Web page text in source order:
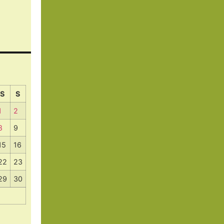
S
S
2
9
16
23
30